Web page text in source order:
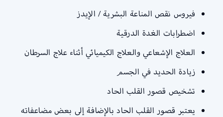
فيروس نقص المناعة البشرية / الإيدز
اضطرابات الغدة الدرقية
العلاج الإشعاعي والعلاج الكيميائي أثناء علاج السرطان
زيادة الحديد في الجسم
تشخيص قصور القلب الحاد
يعتبر قصور القلب الحاد بالإضافة إلى بعض مضاعفاته